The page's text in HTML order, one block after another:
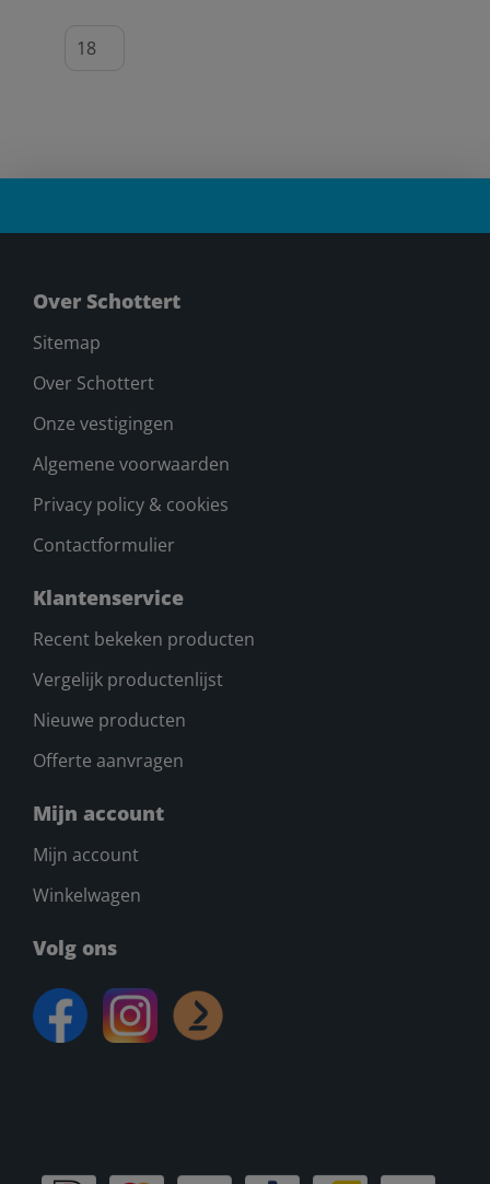
Over Schottert
Sitemap
Over Schottert
Onze vestigingen
Algemene voorwaarden
Privacy policy & cookies
Contactformulier
Klantenservice
Recent bekeken producten
Vergelijk productenlijst
Nieuwe producten
Offerte aanvragen
Mijn account
Mijn account
Winkelwagen
Volg ons